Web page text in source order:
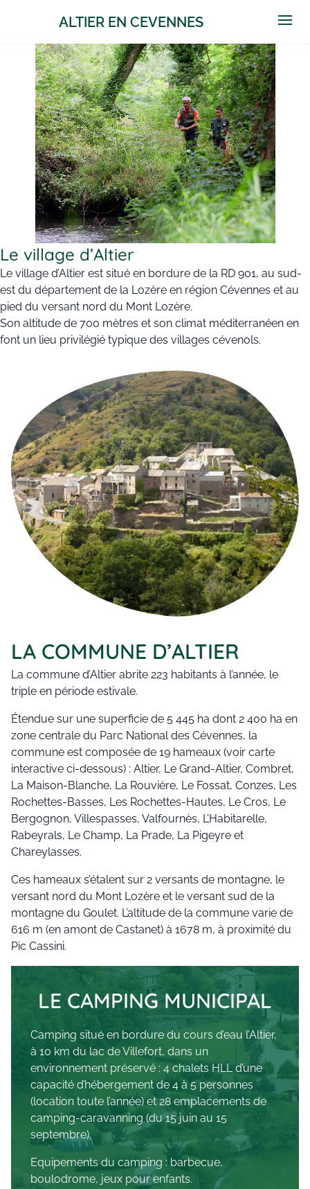
ALTIER EN CEVENNES
Le village d’Altier
Le village d’Altier est situé en bordure de la RD 901, au sud-
est du département de la Lozère en région Cévennes et au
pied du versant nord du Mont Lozère.
Son altitude de 700 mètres et son climat méditerranéen en
font un lieu privilégié typique des villages cévenols.
LE VILLAGE D’ALTIER
LA COMMUNE D’ALTIER
La commune d’Altier abrite 223 habitants à l’année, le
triple en période estivale.
Étendue sur une superficie de 5 445 ha dont 2 400 ha en
zone centrale du Parc National des Cévennes, la
commune est composée de 19 hameaux (voir carte
interactive ci-dessous) : Altier, Le Grand-Altier, Combret,
La Maison-Blanche, La Rouvière, Le Fossat, Conzes, Les
Rochettes-Basses, Les Rochettes-Hautes, Le Cros, Le
Bergognon, Villespasses, Valfournès, L’Habitarelle,
Rabeyrals, Le Champ, La Prade, La Pigeyre et
Chareylasses.
Ces hameaux s’étalent sur 2 versants de montagne, le
versant nord du Mont Lozère et le versant sud de la
montagne du Goulet. L’altitude de la commune varie de
616 m (en amont de Castanet) à 1678 m, à proximité du
Pic Cassini.
LE CAMPING MUNICIPAL
Camping situé en bordure du cours d’eau l’Altier,
à 10 km du lac de Villefort, dans un
environnement préservé : 4 chalets HLL d’une
capacité d’hébergement de 4 à 5 personnes
(location toute l’année) et 28 emplacements de
camping-caravanning (du 15 juin au 15
septembre).
Equipements du camping : barbecue,
boulodrome, jeux pour enfants.